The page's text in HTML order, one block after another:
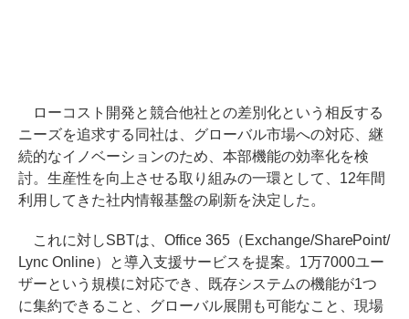
ローコスト開発と競合他社との差別化という相反する
ニーズを追求する同社は、グローバル市場への対応、継
続的なイノベーションのため、本部機能の効率化を検
討。生産性を向上させる取り組みの一環として、12年間
利用してきた社内情報基盤の刷新を決定した。
これに対しSBTは、Office 365（Exchange/SharePoint/
Lync Online）と導入支援サービスを提案。1万7000ユー
ザーという規模に対応でき、既存システムの機能が1つ
に集約できること、グローバル展開も可能なこと、現場